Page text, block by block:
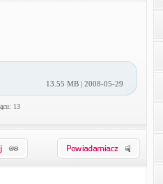
13.55 MB | 2008-05-29
13